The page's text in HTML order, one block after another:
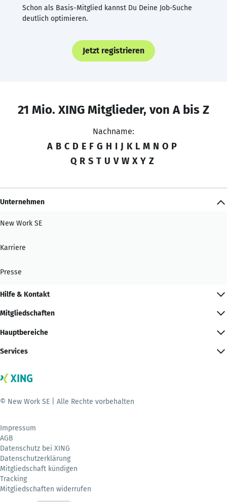
Schon als Basis-Mitglied kannst Du Deine Job-Suche
deutlich optimieren.
Jetzt registrieren
21 Mio. XING Mitglieder, von A bis Z
Nachname:
A B C D E F G H I J K L M N O P
Q R S T U V W X Y Z
Unternehmen
New Work SE
Karriere
Presse
Hilfe & Kontakt
Mitgliedschaften
Hauptbereiche
Services
© New Work SE | Alle Rechte vorbehalten
Impressum
AGB
Datenschutz bei XING
Datenschutzerklärung
Mitgliedschaft kündigen
Tracking
Mitgliedschaften widerrufen